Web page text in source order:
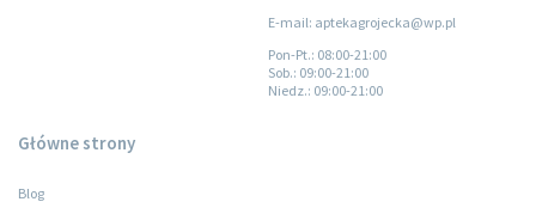
E-mail: aptekagrojecka@wp.pl
Pon-Pt.: 08:00-21:00
Sob.: 09:00-21:00
Niedz.: 09:00-21:00
Główne strony
Blog